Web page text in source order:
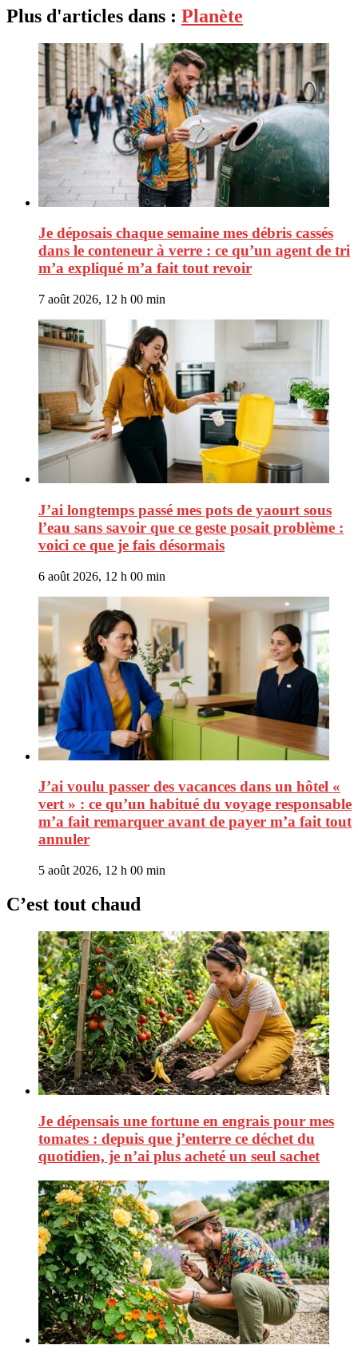
Plus d'articles dans : Planète
Je déposais chaque semaine mes débris cassés
dans le conteneur à verre : ce qu’un agent de tri
m’a expliqué m’a fait tout revoir
7 août 2026, 12 h 00 min
J’ai longtemps passé mes pots de yaourt sous
l’eau sans savoir que ce geste posait problème :
voici ce que je fais désormais
6 août 2026, 12 h 00 min
J’ai voulu passer des vacances dans un hôtel «
vert » : ce qu’un habitué du voyage responsable
m’a fait remarquer avant de payer m’a fait tout
annuler
5 août 2026, 12 h 00 min
C’est tout chaud
Je dépensais une fortune en engrais pour mes
tomates : depuis que j’enterre ce déchet du
quotidien, je n’ai plus acheté un seul sachet